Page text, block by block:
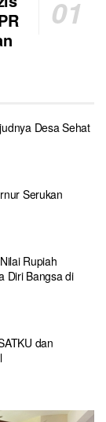
Desa Sehat
Serukan
Rupiah
Diri Bangsa di
dan